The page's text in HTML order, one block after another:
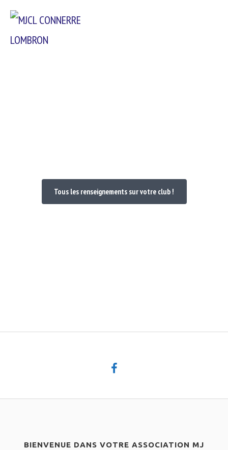
Passer
Tous les renseignements sur votre club !
BIENVENUE DANS VOTRE ASSOCIATION MJ